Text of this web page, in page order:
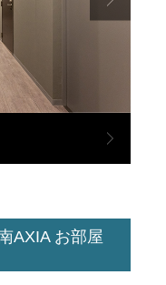
AXIA お部屋